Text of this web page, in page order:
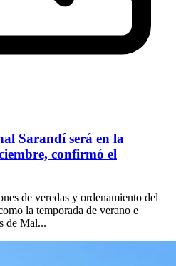
Sarandí será en la
confirmó el
de veredas y ordenamiento del
la temporada de verano e
de Mal...